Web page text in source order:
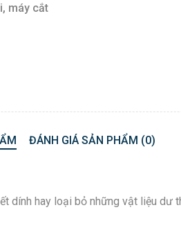
máy cắt
ĐÁNH GIÁ SẢN PHẨM (0)
dính hay loại bỏ những vật liệu dư